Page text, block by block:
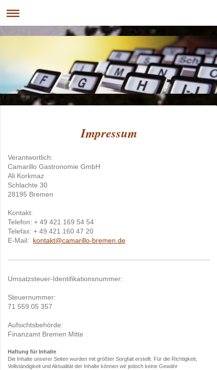
Impressum
Verantwortlich:
Camarillo Gastronomie GmbH
Ali Korkmaz
Schlachte 30
28195 Bremen
Kontakt:
Telefon: + 49 421 169 54 54
Telefax: + 49 421 160 47 20
E-Mail: kontakt@camarillo-bremen.de
Umsatzsteuer-Identifikationsnummer:
Steuernummer:
71 559 05 357
Aufsichtsbehörde:
Finanzamt Bremen Mitte
Haftung für Inhalte
Die Inhalte unserer Seiten wurden mit größter Sorgfalt erstellt. Für die Richtigkeit,
Vollständigkeit und Aktualität der Inhalte können wir jedoch keine Gewähr